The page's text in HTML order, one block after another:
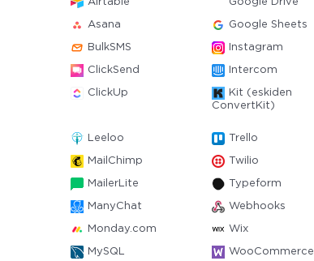
Airtable Google Drive
Asana Google Sheets
BulkSMS Instagram
ClickSend Intercom
ClickUp
Kit (eskiden
ConvertKit)
Leeloo Trello
MailChimp Twilio
MailerLite Typeform
ManyChat Webhooks
Monday.com Wix
MySQL WooCommerce